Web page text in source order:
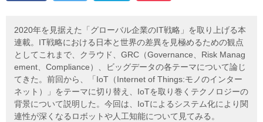
2020年を見据えた「グローバル企業のIT戦略」を取り上げる本
連載。IT戦略における日本と世界の差異を見極めるための観点
としてこれまで、クラウド、GRC（Governance、Risk Manag
ement、Compliance）、ビッグデータの各テーマについて論じ
てきた。前回から、「IoT（Internet of Things:モノのインター
ネット）」をテーマに切り替え、IoTを取り巻くテクノロジーの
背景について説明した。今回は、IoTによるシステム化により関
連性が深くなるロボットや人工知能について見てみる。